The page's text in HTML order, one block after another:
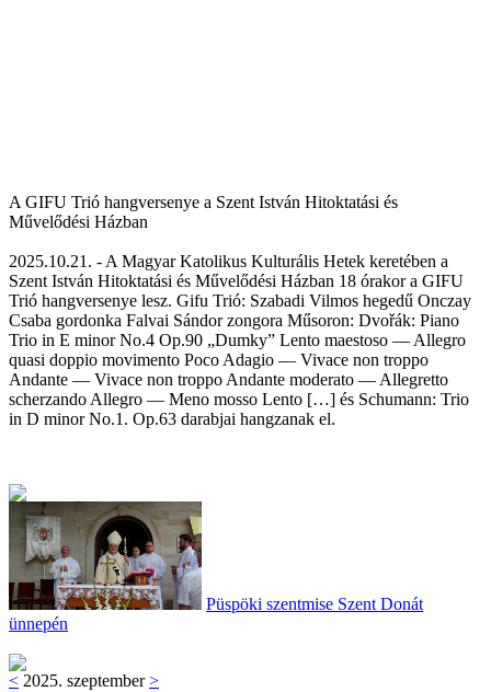
A GIFU Trió hangversenye a Szent István Hitoktatási és
Művelődési Házban
2025.10.21. - A Magyar Katolikus Kulturális Hetek keretében a
Szent István Hitoktatási és Művelődési Házban 18 órakor a GIFU
Trió hangversenye lesz. Gifu Trió: Szabadi Vilmos hegedű Onczay
Csaba gordonka Falvai Sándor zongora Műsoron: Dvořák: Piano
Trio in E minor No.4 Op.90 „Dumky” Lento maestoso — Allegro
quasi doppio movimento Poco Adagio — Vivace non troppo
Andante — Vivace non troppo Andante moderato — Allegretto
scherzando Allegro — Meno mosso Lento […] és Schumann: Trio
in D minor No.1. Op.63 darabjai hangzanak el.
Püspöki szentmise Szent Donát
ünnepén
< 2025. szeptember>